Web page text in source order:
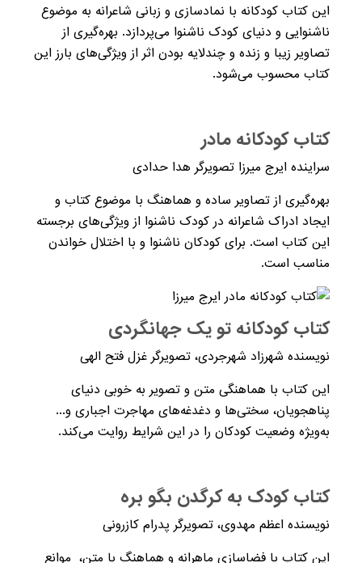
این کتاب کودکانه با نمادسازی و زبانی شاعرانه به موضوع
ناشنوایی و دنیای کودک ناشنوا می‌پردازد. بهره‌گیری از
تصاویر زیبا و زنده و چندلایه بودن اثر از ویژگی‌های بارز این
کتاب محسوب می‌شود.
کتاب کودکانه‌ مادر
سراینده ایرج میرزا تصویرگر هدا حدادی
بهره‌گیری از تصاویر ساده و هماهنگ با موضوع کتاب و
ایجاد ادراک شاعرانه در کودک ناشنوا از ویژگی‌های برجسته
این کتاب است. برای کودکان ناشنوا و با اختلال خواندن
مناسب است.
کتاب کودکانه تو یک جهانگردی
نویسنده شهرزاد شهرجردی، تصویرگر غزل فتح الهی
این کتاب با هماهنگی متن و تصویر به خوبی دنیای
پناهجویان، سختی‌ها و دغدغه‌های مهاجرت اجباری و...
به‌ویژه وضعیت کودکان را در این شرایط روایت می‌کند.
کتاب کودک به کرگدن بگو بره
نویسنده اعظم مهدوی، تصویرگر پدرام کازرونی
این کتاب با فضاسازی ماهرانه و هماهنگ با متن، موانع